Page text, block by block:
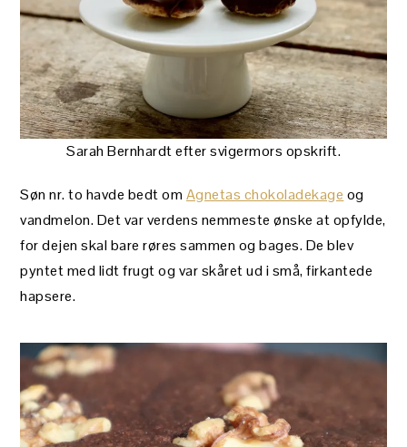
Sarah Bernhardt efter svigermors opskrift.
Søn nr. to havde bedt om Agnetas chokoladekage og
vandmelon. Det var verdens nemmeste ønske at opfylde,
for dejen skal bare røres sammen og bages. De blev
pyntet med lidt frugt og var skåret ud i små, firkantede
hapsere.